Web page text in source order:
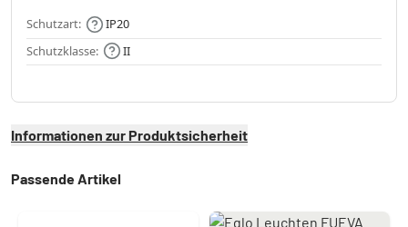
Schutzart:
IP20
Schutzklasse:
II
Informationen zur Produktsicherheit
Passende Artikel